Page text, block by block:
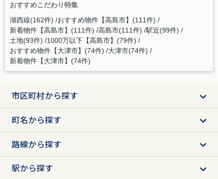
おすすめこだわり特集
湖西線(162件) おすすめ物件【高島市】(111件)
新着物件【高島市】(111件) 高島市(111件) 駅近(99件)
土地(93件) 1000万以下【高島市】(79件)
おすすめ物件【大津市】(74件) 大津市(74件)
新着物件【大津市】(74件)
市区町村から探す
町名から探す
路線から探す
駅から探す